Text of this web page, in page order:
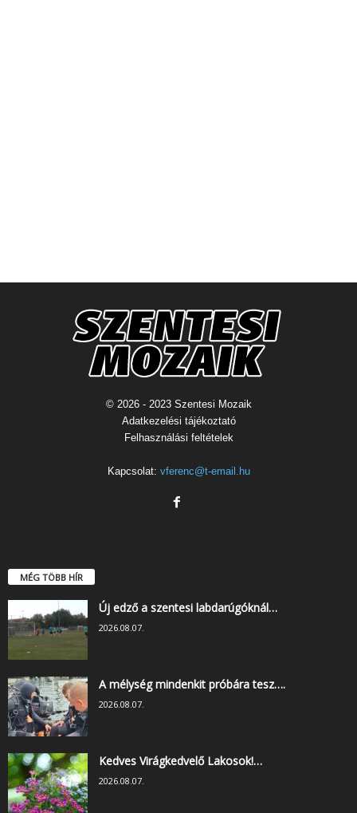
© 2026 - 2023 Szentesi Mozaik
Adatkezelési tájékoztató
Felhasználási feltételek
Kapcsolat: vferenc@t-email.hu
MÉG TÖBB HÍR
Új edző a szentesi labdarúgóknál…
2026.08.07.
A mélység mindenkit próbára tesz….
2026.08.07.
Kedves Virágkedvelő Lakosok!…
2026.08.07.